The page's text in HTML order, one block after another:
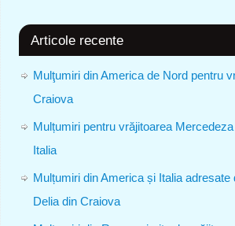
Articole recente
Mulţumiri din America de Nord pentru
Craiova
Mulțumiri pentru vrăjitoarea
Italia
Mulțumiri din America și Italia adresate
Delia din Craiova